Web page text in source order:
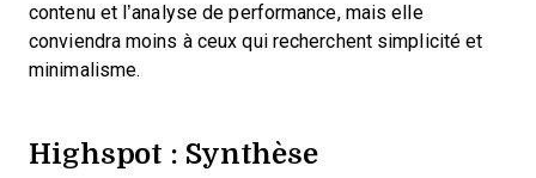
contenu et l’analyse de performance, mais elle
conviendra moins à ceux qui recherchent simplicité et
minimalisme.
Highspot : Synthèse